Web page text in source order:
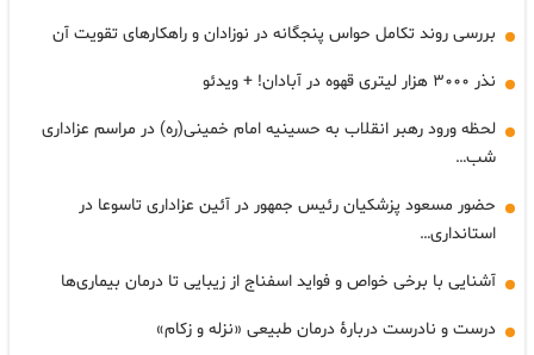
بررسی روند تکامل حواس پنجگانه در نوزادان و راهکارهای تقویت آن
نذر ۳۰۰۰ هزار لیتری قهوه در آبادان! + ویدئو
لحظه ورود رهبر انقلاب به حسینیه امام خمینی(ره) در مراسم عزاداری
شب…
حضور مسعود پزشکیان رئیس جمهور در آئین عزاداری تاسوعا در
استانداری…
آشنایی با برخی خواص و فواید اسفناج از زیبایی تا درمان بیماری‌ها
درست و نادرست دربارۀ درمان طبیعی «نزله و زکام»